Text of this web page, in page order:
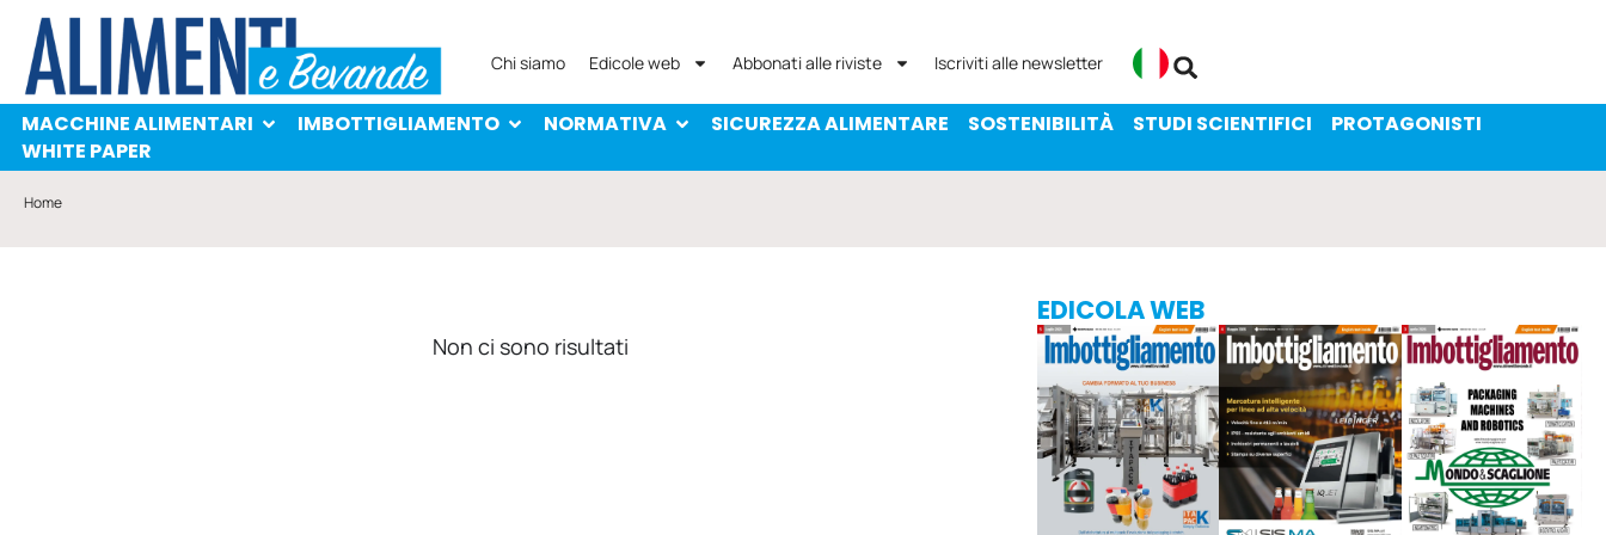
MACCHINE ALIMENTARI
PROTAGONISTI
WHITE PAPER
Chi siamo Edicole web Abbonati alle riviste Iscriviti alle newsletter
MACCHINE ALIMENTARI IMBOTTIGLIAMENTO NORMATIVA SICUREZZA ALIMENTARE SOSTENIBILITÀ STUDI SCIENTIFICI
PROTAGONISTI
WHITE PAPER
Home
Non ci sono risultati
EDICOLA WEB